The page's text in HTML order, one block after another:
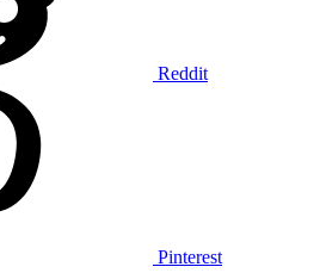
Reddit
Pinterest